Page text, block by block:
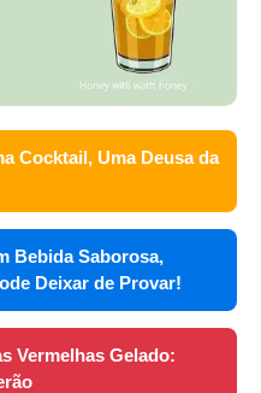
Cocktail, Uma Deusa da
Bebida Saborosa,
Deixar de Provar!
Vermelhas Gelado: